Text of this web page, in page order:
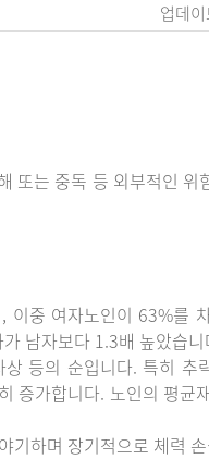
업데
또는 중독 등 외부적인 위
중 여자노인이 63%를
남자보다 1.3배 높았습니
등의 순입니다. 특히 추
가합니다. 노인의 평균
기하며 장기적으로 체력